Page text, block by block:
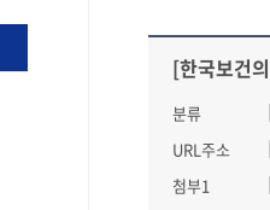
[한국보건
분류
URL주소
첨부1